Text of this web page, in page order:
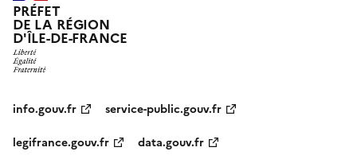
PRÉFET
DE LA RÉGION
D'ÎLE-DE-FRANCE
info.gouv.fr
service-public.gouv.fr
legifrance.gouv.fr
data.gouv.fr